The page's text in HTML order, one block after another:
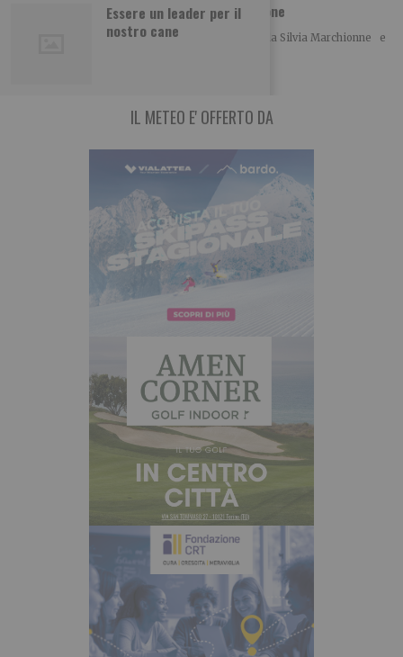
Essere un leader per il
nostro cane
Foto dei lettori: Vedute del/dal Rocciamelone
Ecco le foto di un ciclo di Dipinti Murali realizzati da Silvia Marchionne e
IL METEO E' OFFERTO DA